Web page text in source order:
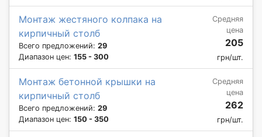
Монтаж жестяного колпака на
кирпичный столб
Всего предложений: 29
Диапазон цен: 155 - 300
Средняя
цена
205
грн/шт.
Монтаж бетонной крышки на
кирпичный столб
Всего предложений: 29
Диапазон цен: 150 - 350
Средняя
цена
262
грн/шт.